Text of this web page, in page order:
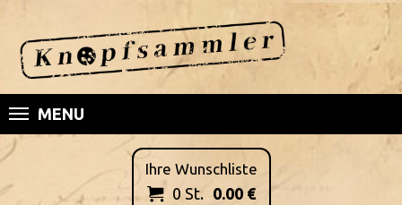
MENU
Ihre Wunschliste
 0 St. 0.00€